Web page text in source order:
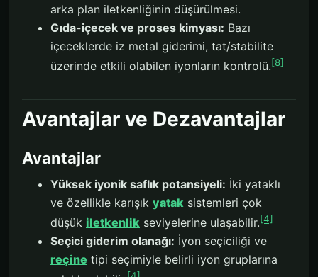
arka plan iletkenliğinin düşürülmesi.
Gıda-içecek ve proses kimyası: Bazı
içeceklerde iz metal giderimi, tat/stabilite
üzerinde etkili olabilen iyonların kontrolü.[8]
Avantajlar ve Dezavantajlar
Avantajlar
Yüksek iyonik saflık potansiyeli: İki yataklı
ve özellikle karışık yatak sistemleri çok
düşük iletkenlik seviyelerine ulaşabilir.[4]
Seçici giderim olanağı: İyon seçiciliği ve
reçine tipi seçimiyle belirli iyon gruplarına